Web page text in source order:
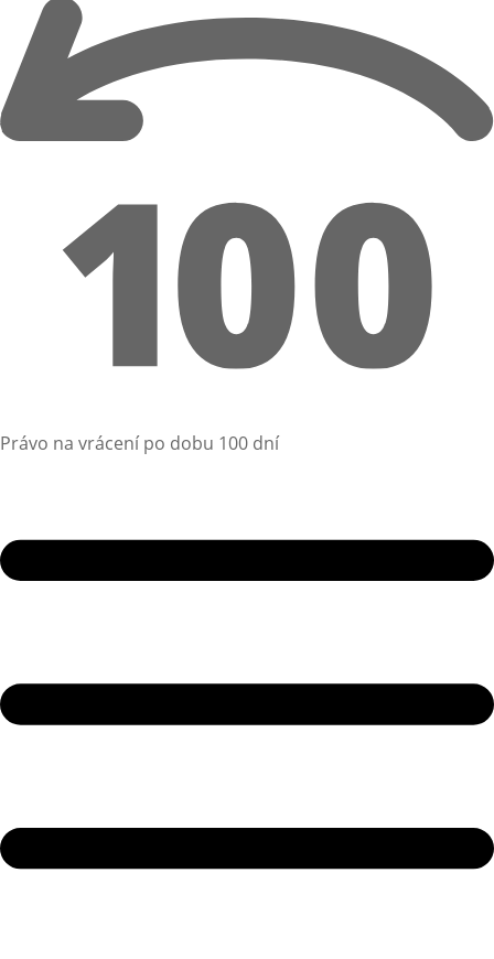
Právo na vrácení po dobu 100 dní